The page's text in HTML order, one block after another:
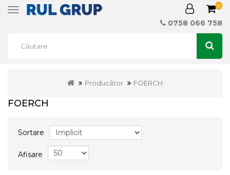
Toggle
0
0758 066 758
Producător FOERCH
FOERCH
Sortare
Afisare